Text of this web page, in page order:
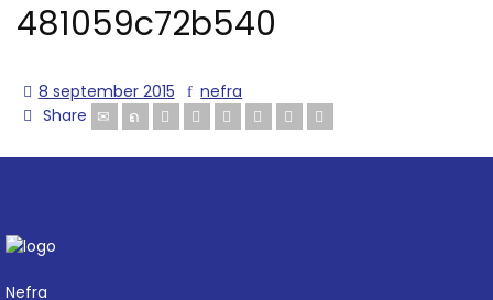
481059c72b540
8 september 2015
nefra
Share
Nefra